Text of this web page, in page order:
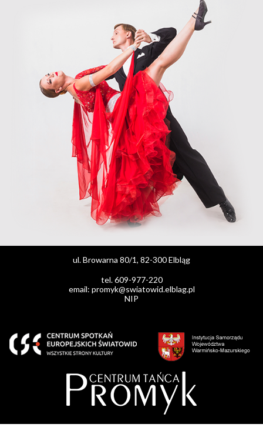
ul. Browarna 80/1, 82-300 Elbląg
tel. 609-977-220
email: promyk@swiatowid.elblag.pl
NIP